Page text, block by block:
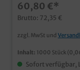
Snacks,
gebrannte Mandeln, etc.
Gastronomie und
individuell
Kundenservice
60,80 €*
Brutto: 72,35 €
zzgl. MwSt und
Inhalt: 1000 Stück
Sofort verfügbar,